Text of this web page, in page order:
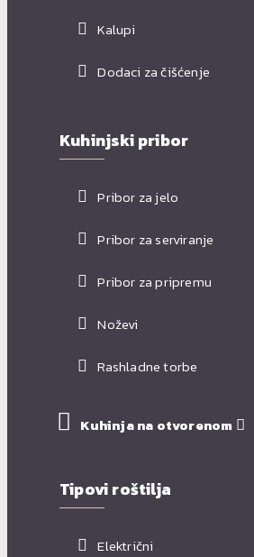
Kalupi
Dodaci za čišćenje
Kuhinjski pribor
Pribor za jelo
Pribor za serviranje
Pribor za pripremu
Noževi
Rashladne torbe
Kuhinja na otvorenom
Tipovi roštilja
Električni